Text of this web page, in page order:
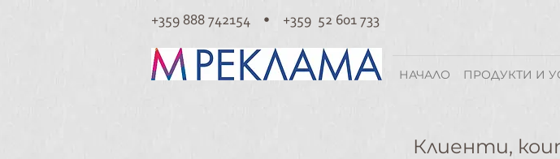
+359 888 742154 • +359 52 601 733
НАЧАЛО ПРОДУКТИ И
Клиенти,